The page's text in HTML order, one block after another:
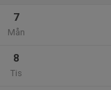
7
Mån
8
Tis